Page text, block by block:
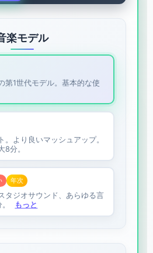
楽モデル
第1世代モデル。基本的な使
。より良いマッシュアップ。
8分。
年次
タジオサウンド、あらゆる言
もっと